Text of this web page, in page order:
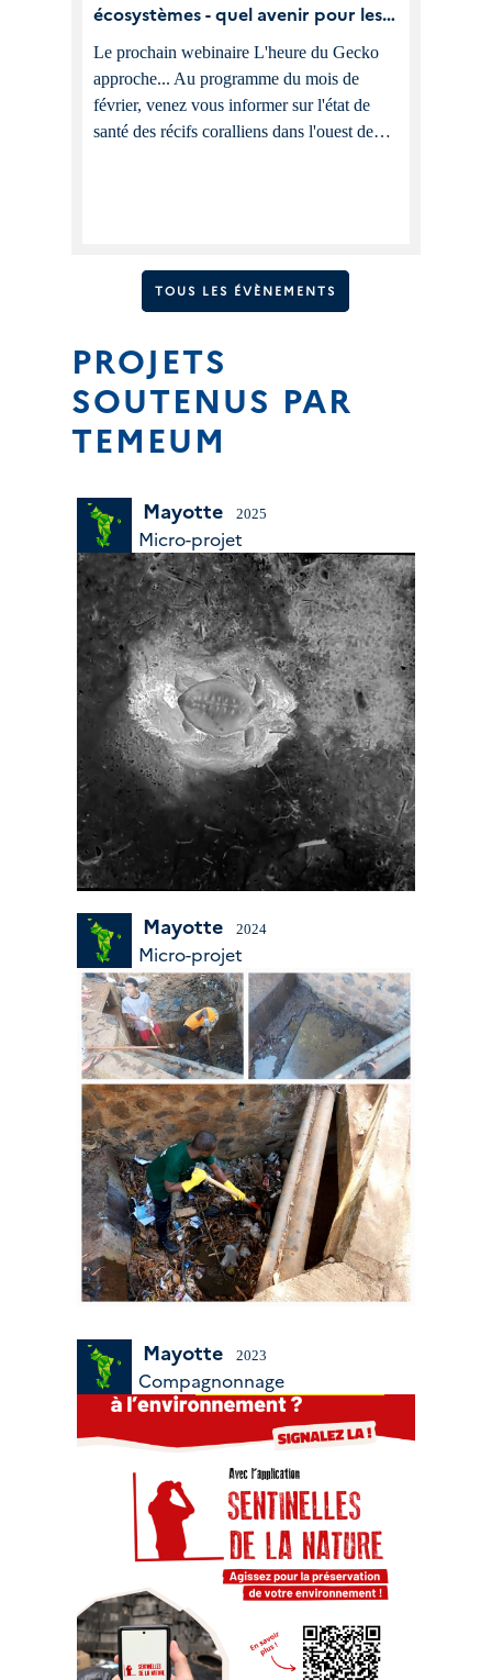
écosystèmes - quel avenir pour les
récifs coralliens dans le sud-ouest
de l'Océan Indien ?
Le prochain webinaire L'heure du Gecko
approche... Au programme du mois de
février, venez vous informer sur l'état de
santé des récifs coralliens dans l'ouest de
TOUS LES ÉVÈNEMENTS
PROJETS
SOUTENUS PAR
TEMEUM
Mayotte 2025
Micro-projet
Mayotte 2024
Micro-projet
Mayotte 2023
Compagnonnage